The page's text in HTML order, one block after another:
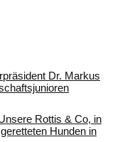
Dr. Markus
Rottis & Co, in
Hunden in